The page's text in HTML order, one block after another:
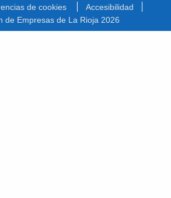
de cookies
Accesibilidad
de Empresas de La Rioja 2026